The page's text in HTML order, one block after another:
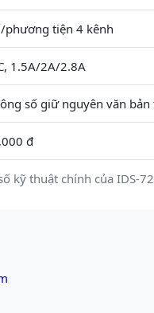
kỹ thuật chính của IDS-
phương tiện 4 kênh
1.5A/2A/2.8A
số giữ nguyên văn
đ